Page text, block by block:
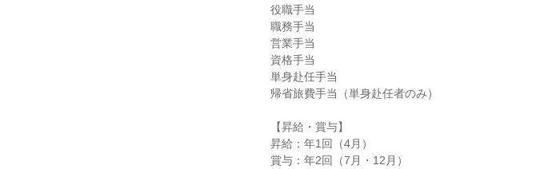
役職手当
職務手当
営業手当
資格手当
単身赴任手当
帰省旅費手当（単身赴任者のみ）
【昇給・賞与】
昇給：年1回（4月）
賞与：年2回（7月・12月）